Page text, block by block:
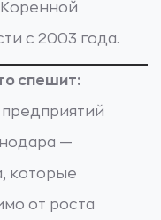
с 2003 года.
спешит:
—
которые
от роста